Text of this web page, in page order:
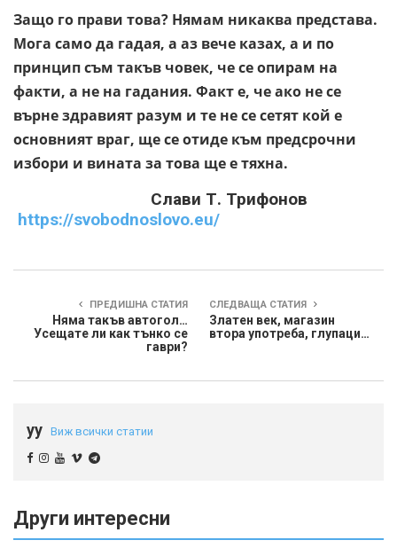
Защо го прави това? Нямам никаква представа.
Мога само да гадая, а аз вече казах, а и по
принцип съм такъв човек, че се опирам на
факти, а не на гадания. Факт е, че ако не се
върне здравият разум и те не се сетят кой е
основният враг, ще се отиде към предсрочни
избори и вината за това ще е тяхна.
Слави Т. Трифонов
https://svobodnoslovo.eu/
ПРЕДИШНА СТАТИЯ
Няма такъв автогол…
Усещате ли как тънко се
гаври?
СЛЕДВАЩА СТАТИЯ
Златен век, магазин
втора употреба, глупаци…
yy Виж всички статии
Други интересни